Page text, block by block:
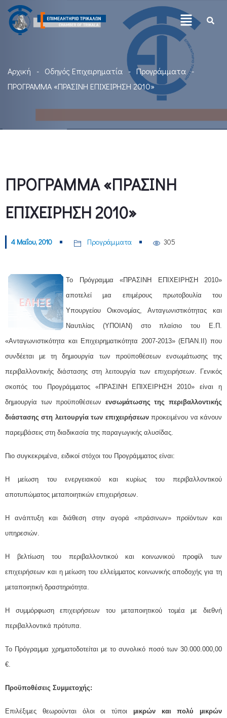
Αρχική Οδηγός Επιχειρηματία
Προγράμματα
ΠΡΟΓΡΑΜΜΑ «ΠΡΑΣΙΝΗ ΕΠΙΧΕΙΡΗΣΗ 2010»
ΠΡΟΓΡΑΜΜΑ «ΠΡΑΣΙΝΗ
ΕΠΙΧΕΙΡΗΣΗ 2010»
4 Μαΐου, 2010 Προγράμματα 305
Το Πρόγραµµα «ΠΡΑΣΙΝΗ ΕΠΙΧΕΙΡΗΣΗ 2010»
αποτελεί µια επιμέρους πρωτοβουλία του
Υπουργείου Οικονοµίας, Ανταγωνιστικότητας και
Ναυτιλίας (ΥΠΟΙΑΝ) στο πλαίσιο του Ε.Π.
«Ανταγωνιστικότητα και Επιχειρηµατικότητα 2007-2013» (ΕΠΑΝ.ΙΙ) που
συνδέεται µε τη δηµιουργία των προϋποθέσεων ενσωµάτωσης της
περιβαλλοντικής διάστασης στη λειτουργία των επιχειρήσεων. Γενικός
σκοπός του Προγράµµατος «ΠΡΑΣΙΝΗ ΕΠΙΧΕΙΡΗΣΗ 2010» είναι η
δηµιουργία των προϋποθέσεων ενσωµάτωσης της περιβαλλοντικής
διάστασης στη λειτουργία των επιχειρήσεωνπροκειµένου να κάνουν
παρεµβάσεις στη διαδικασία της παραγωγικής αλυσίδας.
Πιο συγκεκριµένα, ειδικοί στόχοι του Προγράµµατος είναι:
Η µείωση του ενεργειακού και κυρίως του περιβαλλοντικού
αποτυπώµατος µεταποιητικών επιχειρήσεων.
Η ανάπτυξη και διάθεση στην αγορά «πράσινων» προϊόντων και
υπηρεσιών.
Η βελτίωση του περιβαλλοντικού και κοινωνικού προφίλ των
επιχειρήσεων και η µείωση του ελλείµµατος κοινωνικής αποδοχής για τη
µεταποιητική δραστηριότητα.
Η συµµόρφωση επιχειρήσεων του µεταποιητικού τοµέα µε διεθνή
περιβαλλοντικά πρότυπα.
Το Πρόγραμμα χρηματοδοτείται με το συνολικό ποσό των 30.000.000,00
€.
Προϋποθέσεις Συμμετοχής:
Επιλέξιµες θεωρούνται όλοι οι τύποι µικρών και πολύ µικρών